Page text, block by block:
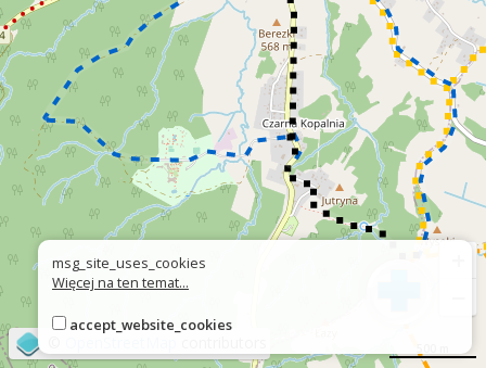
msg_site_uses_cookies
Więcej na ten temat...
accept_website_cookies